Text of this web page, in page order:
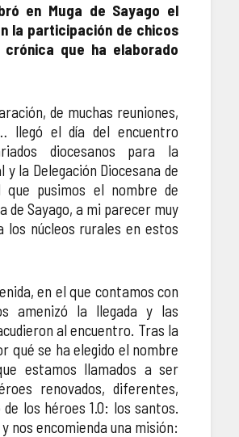
en Muga de Sayago el
la participación de chicos
que ha elaborado
de muchas reuniones,
llegó el día del encuentro
diocesanos para la
la Delegación Diocesana de
que pusimos el nombre de
de Sayago, a mi parecer muy
los núcleos rurales en estos
en el que contamos con
amenizó la llegada y las
al encuentro. Tras la
qué se ha elegido el nombre
estamos llamados a ser
renovados, diferentes,
los héroes 1.0: los santos.
nos encomienda una misión: